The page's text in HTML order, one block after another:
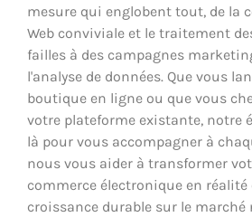
mesure qui englobent tout, de la
Web conviviale et le traitement
failles à des campagnes
l'analyse de données. Que vous
boutique en ligne ou que vous
votre plateforme existante, notre
là pour vous accompagner à
nous vous aider à transformer
commerce électronique en
croissance durable sur le marché